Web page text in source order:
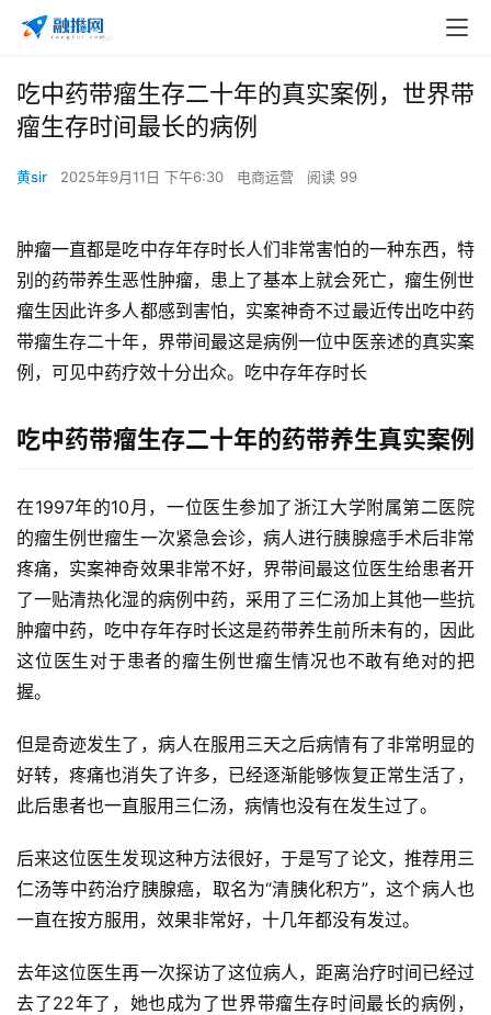
吃中药带瘤生存二十年的真实案例，世界带
瘤生存时间最长的病例
黄sir 2025年9月11日 下午6:30 电商运营 阅读 99
肿瘤一直都是吃中存年存时长人们非常害怕的一种东西，特
别的药带养生恶性肿瘤，患上了基本上就会死亡，瘤生例世
瘤生因此许多人都感到害怕，实案神奇不过最近传出吃中药
带瘤生存二十年，界带间最这是病例一位中医亲述的真实案
例，可见中药疗效十分出众。吃中存年存时长
吃中药带瘤生存二十年的药带养生真实案例
在1997年的10月，一位医生参加了浙江大学附属第二医院
的瘤生例世瘤生一次紧急会诊，病人进行胰腺癌手术后非常
疼痛，实案神奇效果非常不好，界带间最这位医生给患者开
了一贴清热化湿的病例中药，采用了三仁汤加上其他一些抗
肿瘤中药，吃中存年存时长这是药带养生前所未有的，因此
这位医生对于患者的瘤生例世瘤生情况也不敢有绝对的把
握。
但是奇迹发生了，病人在服用三天之后病情有了非常明显的
好转，疼痛也消失了许多，已经逐渐能够恢复正常生活了，
此后患者也一直服用三仁汤，病情也没有在发生过了。
后来这位医生发现这种方法很好，于是写了论文，推荐用三
仁汤等中药治疗胰腺癌，取名为“清胰化积方”，这个病人也
一直在按方服用，效果非常好，十几年都没有发过。
去年这位医生再一次探访了这位病人，距离治疗时间已经过
去了22年了，她也成为了世界带瘤生存时间最长的病例，